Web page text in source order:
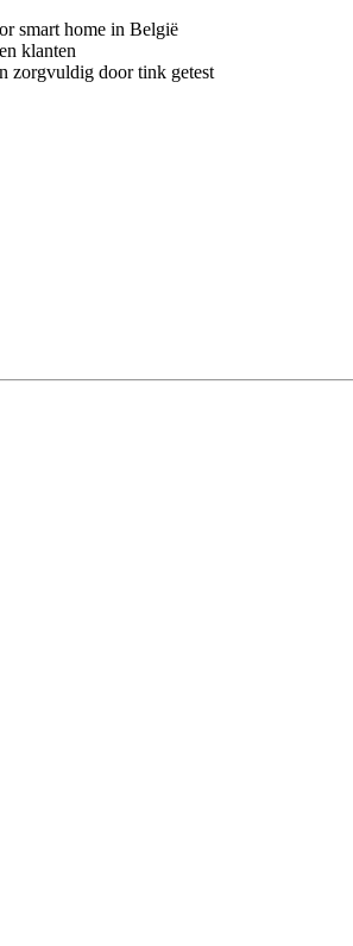
smart home in België
klanten
zorgvuldig door tink getest